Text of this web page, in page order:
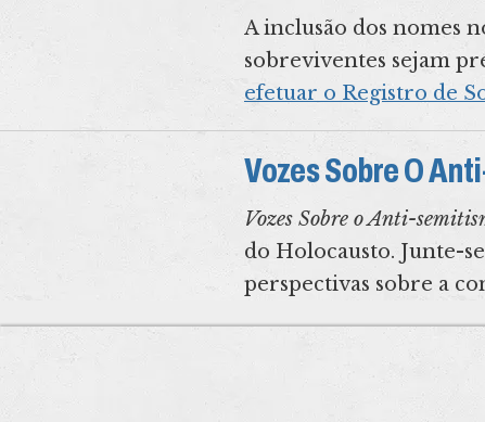
A inclusão dos nomes
sobreviventes sejam
efetuar o Registro de
Vozes Sobre O
Vozes Sobre o Anti-
do Holocausto. Junte-
perspectivas sobre a